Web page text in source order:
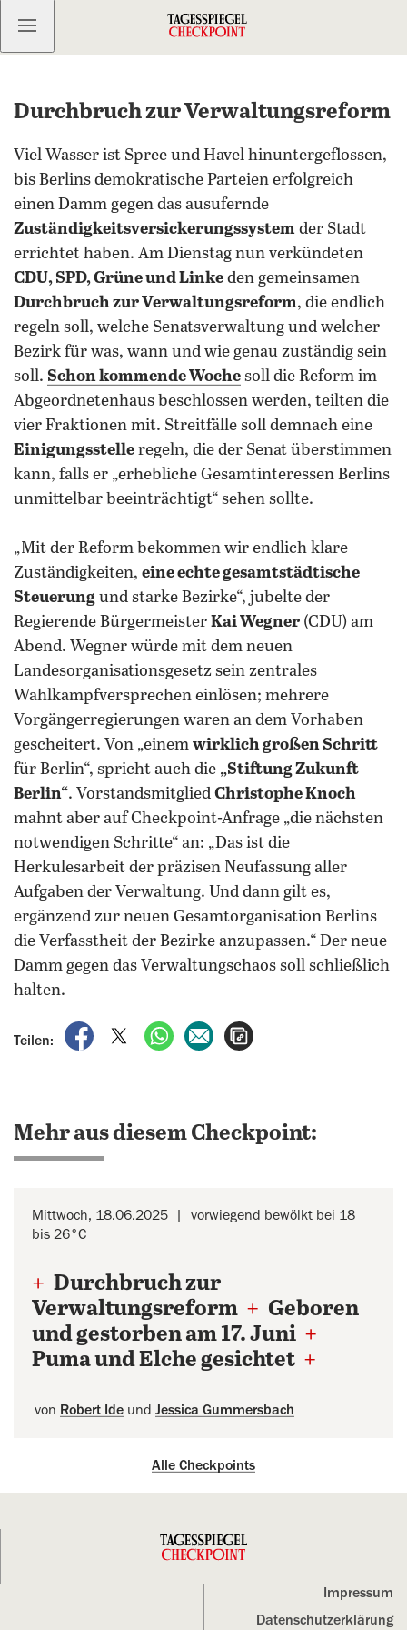
Kostenlos anmelden
Durchbruch zur Verwaltungsreform
Viel Wasser ist Spree und Havel hinuntergeflossen,
bis Berlins demokratische Parteien erfolgreich
einen Damm gegen das ausufernde
Zuständigkeitsversickerungssystem der Stadt
errichtet haben. Am Dienstag nun verkündeten
CDU, SPD, Grüne und Linke den gemeinsamen
Durchbruch zur Verwaltungsreform, die endlich
regeln soll, welche Senatsverwaltung und welcher
Bezirk für was, wann und wie genau zuständig sein
soll. Schon kommende Woche soll die Reform im
Abgeordnetenhaus beschlossen werden, teilten die
vier Fraktionen mit. Streitfälle soll demnach eine
Einigungsstelle regeln, die der Senat überstimmen
kann, falls er „erhebliche Gesamtinteressen Berlins
unmittelbar beeinträchtigt“ sehen sollte.
„Mit der Reform bekommen wir endlich klare
Zuständigkeiten, eine echte gesamtstädtische
Steuerung und starke Bezirke“, jubelte der
Regierende Bürgermeister Kai Wegner (CDU) am
Abend. Wegner würde mit dem neuen
Landesorganisationsgesetz sein zentrales
Wahlkampfversprechen einlösen; mehrere
Vorgängerregierungen waren an dem Vorhaben
gescheitert. Von „einem wirklich großen Schritt
für Berlin“, spricht auch die „Stiftung Zukunft
Berlin“. Vorstandsmitglied Christophe Knoch
mahnt aber auf Checkpoint-Anfrage „die nächsten
notwendigen Schritte“ an: „Das ist die
Herkulesarbeit der präzisen Neufassung aller
Aufgaben der Verwaltung. Und dann gilt es,
ergänzend zur neuen Gesamtorganisation Berlins
die Verfasstheit der Bezirke anzupassen.“ Der neue
Damm gegen das Verwaltungschaos soll schließlich
halten.
Teilen:
auf Facebook teilen
auf X teilenper WhatsApp teilen
per E-Mail teilen
Mehr aus diesem Checkpoint:
Mittwoch, 18.06.2025
vorwiegend bewölkt bei 18
bis 26°C
+ Durchbruch zur
Verwaltungsreform + Geboren
und gestorben am 17. Juni +
Puma und Elche gesichtet +
von Robert Ide und Jessica Gummersbach
Alle Checkpoints
Impressum
Datenschutz­erklärung